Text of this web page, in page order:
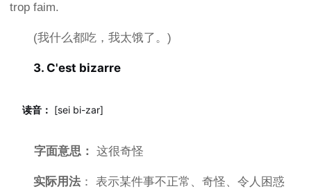
trop faim.
(我什么都吃，我太饿了。)
3. C'est bizarre
读音： [sei bi-zar]
字面意思： 这很奇怪
实际用法 ： 表示某件事不正常、奇怪、令人困惑